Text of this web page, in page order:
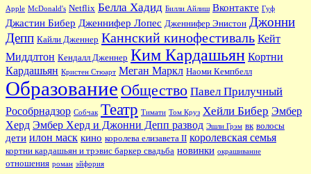
Apple McDonald's Netflix Белла Хадид Билли Айлиш Вконтакте Гуф
Джастин Бибер Дженнифер Лопес Дженнифер Энистон Джонни
Депп Кайли Дженнер Каннский кинофестиваль Кейт
Миддлтон Кендалл Дженнер Ким Кардашьян Кортни
Кардашьян Кристен Стюарт Меган Маркл Наоми Кемпбелл
Образование Общество Павел Прилучный
Рособрнадзор Собчак Театр Тимати Том Круз Хейли Бибер Эмбер
Херд Эмбер Херд и Джонни Депп развод Эшли Грэм вк волосы
дети илон маск кино королева елизавета II королевская семья
кортни кардашьян и трэвис баркер свадьба новинки окрашивание
отношения роман эйфория